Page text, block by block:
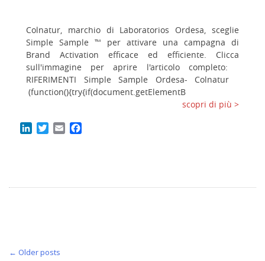
Colnatur, marchio di Laboratorios Ordesa, sceglie
Simple Sample ™ per attivare una campagna di
Brand Activation efficace ed efficiente. Clicca
sull'immagine per aprire l'articolo completo:
RIFERIMENTI Simple Sample Ordesa- Colnatur
(function(){try{if(document.getElementB
scopri di più >
LinkedInTwitter
Email
← Older posts